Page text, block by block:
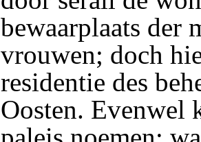
bewaarplaats der
vrouwen; doch
residentie des
Oosten. Evenwel